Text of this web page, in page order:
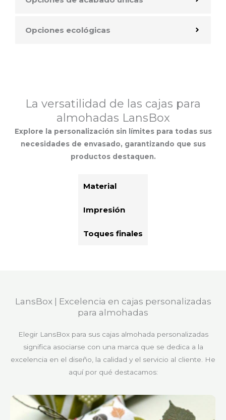
Opciones ecológicas
La versatilidad de las cajas para
almohadas LansBox
Explore la personalización sin límites para todas sus
necesidades de envasado, garantizando que sus
productos destaquen.
Material
Impresión
Toques finales
LansBox | Excelencia en cajas personalizadas
para almohadas
Elegir LansBox para sus cajas almohada personalizadas
significa asociarse con una marca que se dedica a la
excelencia en el diseño, la calidad y el servicio al cliente. He
aquí por qué destacamos: